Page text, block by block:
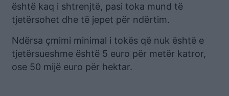
është kaq i shtrenjtë, pasi toka mund të
tjetërsohet dhe të jepet për ndërtim.
Ndërsa çmimi minimal i tokës që nuk është e
tjetërsueshme është 5 euro për metër katror,
ose 50 mijë euro për hektar.